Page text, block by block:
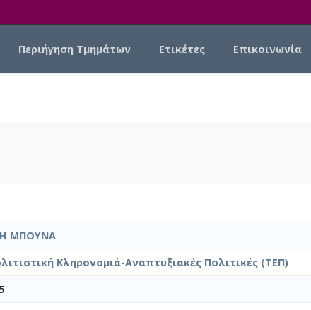
Περιήγηση Τμημάτων Ετικέτες Επικοινωνία
ΜΠΟΥΝΑ
Κληρονομιά-Αναπτυξιακές Πολιτικές (ΤΕΠ)